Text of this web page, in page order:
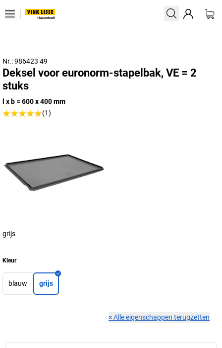
Nr.: 986423 49
Deksel voor euronorm-stapelbak, VE = 2
stuks
l x b = 600 x 400 mm
(1)
grijs
Kleur
blauw grijs
×Alle eigenschappen terugzetten